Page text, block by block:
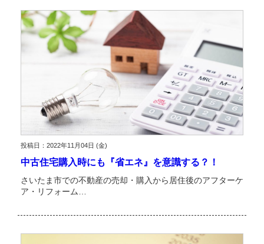
投稿日：2022年11月04日 (金)
中古住宅購入時にも『省エネ』を意識する？！
さいたま市での不動産の売却・購入から居住後のアフターケ
ア・リフォーム…